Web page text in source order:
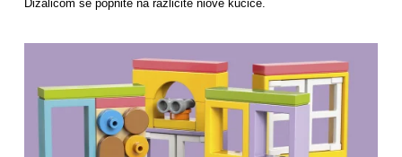
Dizalicom se popnite na različite niove kućice.